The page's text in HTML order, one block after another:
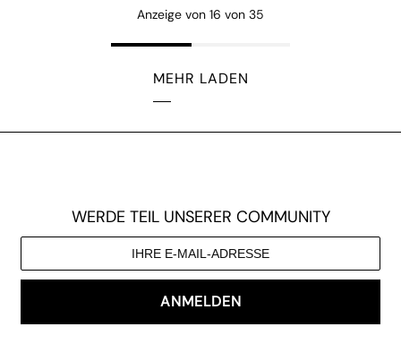
Anzeige von 16 von 35
MEHR LADEN
WERDE TEIL UNSERER COMMUNITY
ANMELDEN